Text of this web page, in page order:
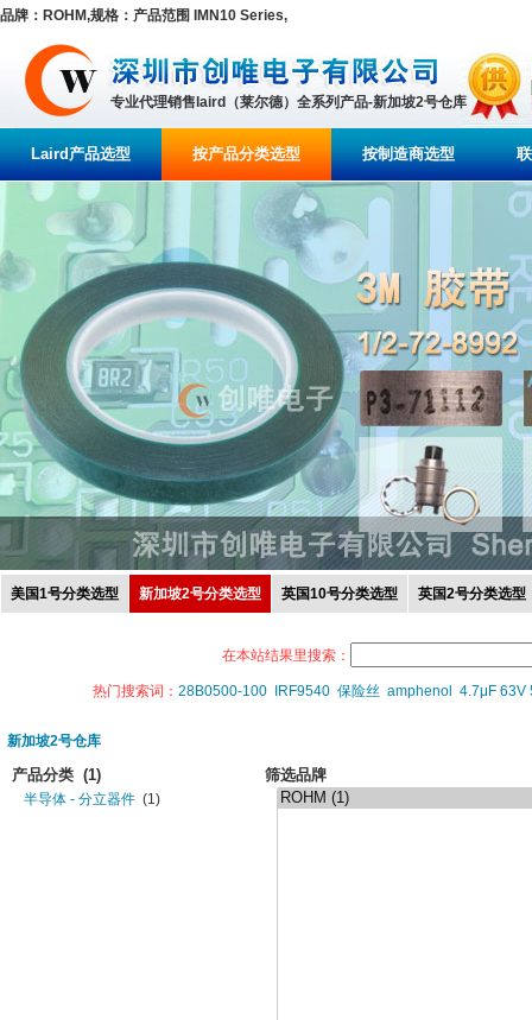
品牌：ROHM,规格：产品范围 IMN10 Series,
专业代理销售laird（莱尔德）全系列产品-新加坡2号仓库
Laird产品选型 按产品分类选型 按制造商选型
美国1号分类选型 新加坡2号分类选型 英国10号分类选型 英国2号分类选型
在本站结果里搜索：
热门搜索词： 28B0500-100 IRF9540 保险丝 amphenol 4.7μF 63V
新加坡2号仓库
产品分类 (1)
半导体 - 分立器件 (1)
筛选品牌